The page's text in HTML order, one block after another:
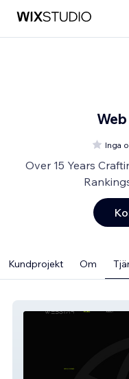
Inga
Over 15 Years
Kundprojekt Om